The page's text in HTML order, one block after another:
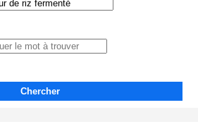
Chercher